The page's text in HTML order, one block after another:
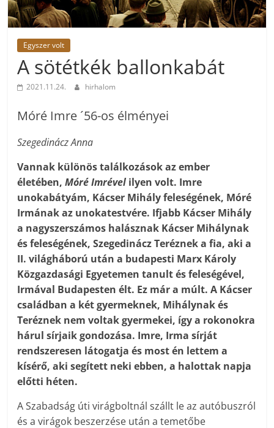
Egyszer volt
A sötétkék ballonkabát
2021.11.24. hirhalom
Móré Imre ´56-os élményei
Szegedinácz Anna
Vannak különös találkozások az ember
életében,Móré Imrével ilyen volt. Imre
unokabátyám, Kácser Mihály feleségének, Móré
Irmának az unokatestvére. Ifjabb Kácser Mihály
a nagyszerszámos halásznak Kácser Mihálynak
és feleségének, Szegedinácz Teréznek a fia, aki a
II. világháború után a budapesti Marx Károly
Közgazdasági Egyetemen tanult és feleségével,
Irmával Budapesten élt. Ez már a múlt. A Kácser
családban a két gyermeknek, Mihálynak és
Teréznek nem voltak gyermekei, így a rokonokra
hárul sírjaik gondozása. Imre, Irma sírját
rendszeresen látogatja és most én lettem a
kísérő, aki segített neki ebben, a halottak napja
előtti héten.
A Szabadság úti virágboltnál szállt le az autóbuszról
és a virágok beszerzése után a temetőbe